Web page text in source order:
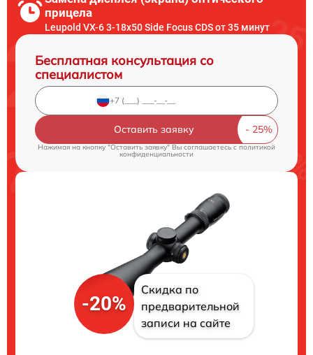
прицела
Leupold VX-6 3-18x50 Side Focus CDS от 35 минут
Бесплатная консультация со
специалистом
Оставить заявку
Нажимая на кнопку "Оставить заявку" Вы соглашаетесь cполитикой
конфиденциальности
-20%
Скидка по
предварительной
записи на сайте